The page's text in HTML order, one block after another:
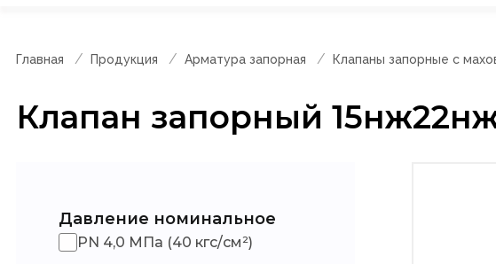
Главная Продукция Арматура запорная Клапаны запорные с
Клапан запорный
Давление номинальное
PN 4,0 МПа (40 кгс/см²)